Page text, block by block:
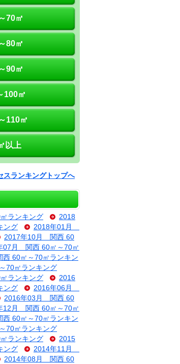
70㎡
80㎡
90㎡
100㎡
110㎡
以上
スランキングトップへ
ランキング
2018
ング
2018年01月
2017年10月 関西 60
07月 関西 60㎡～70㎡
60㎡～70㎡ランキン
70㎡ランキング
ランキング
2016
ング
2016年06月
2016年03月 関西 60
12月 関西 60㎡～70㎡
60㎡～70㎡ランキン
70㎡ランキング
ランキング
2015
ング
2014年11月
2014年08月 関西 60